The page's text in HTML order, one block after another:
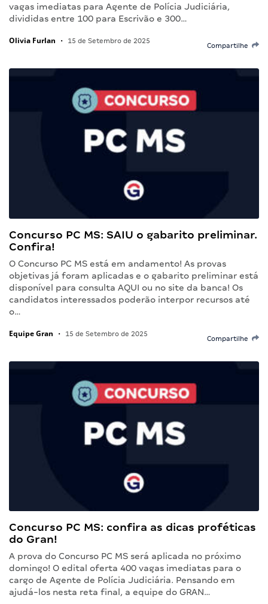
vagas imediatas para Agente de Polícia Judiciária,
divididas entre 100 para Escrivão e 300…
Olivia Furlan • 15 de Setembro de 2025
Compartilhe
Concurso PC MS: SAIU o gabarito preliminar.
Confira!
O Concurso PC MS está em andamento! As provas
objetivas já foram aplicadas e o gabarito preliminar está
disponível para consulta AQUI ou no site da banca! Os
candidatos interessados poderão interpor recursos até
o…
Equipe Gran • 15 de Setembro de 2025
Compartilhe
Concurso PC MS: confira as dicas proféticas
do Gran!
A prova do Concurso PC MS será aplicada no próximo
domingo! O edital oferta 400 vagas imediatas para o
cargo de Agente de Polícia Judiciária. Pensando em
ajudá-los nesta reta final, a equipe do GRAN…